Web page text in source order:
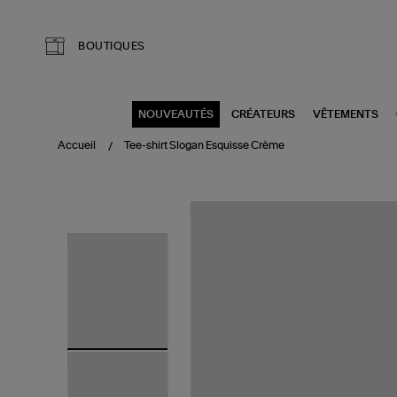
BOUTIQUES
NOUVEAUTÉS CRÉATEURS VÊTEMENTS
Accueil Tee-shirt Slogan Esquisse Crème